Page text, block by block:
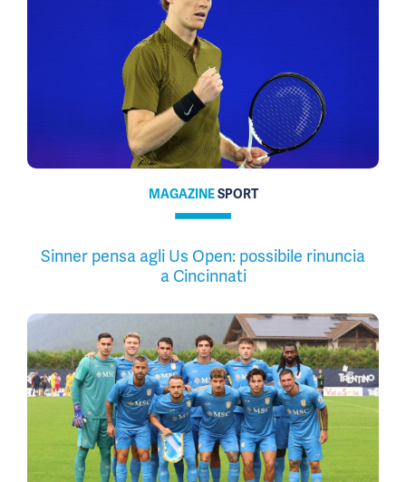
MAGAZINESPORT
Sinner pensa agli Us Open: possibile rinuncia
a Cincinnati